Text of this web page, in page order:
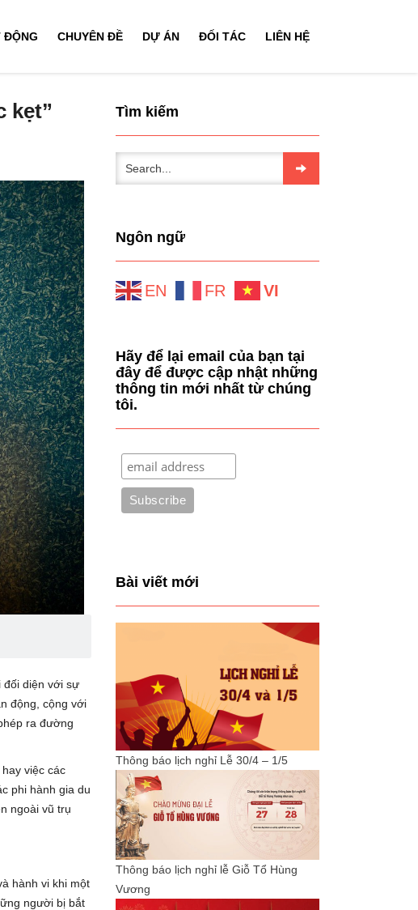
ĐỘNG CHUYÊN ĐỀ DỰ ÁN ĐỐI TÁC LIÊN HỆ
kẹt”
đối diện với sự
động, cộng với
ra đường
việc các
phi hành gia du
ngoài vũ trụ
hành vi khi một
người bị bắt
Tìm kiếm
Ngôn ngữ
EN FR VI
Hãy để lại email của bạn tại
đây để được cập nhật những
thông tin mới nhất từ chúng
tôi.
Bài viết mới
Thông báo lịch nghỉ Lễ 30/4 – 1/5
Thông báo lịch nghỉ lễ Giỗ Tổ Hùng
Vương